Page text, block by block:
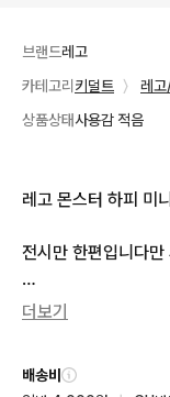
브랜드레고
카테고리 키덜트 〉
레고
상품상태사용감 적음
레고 몬스터 하피 미
전시만 한편입니다
사진으로 잘 확인후
더보기
배송비